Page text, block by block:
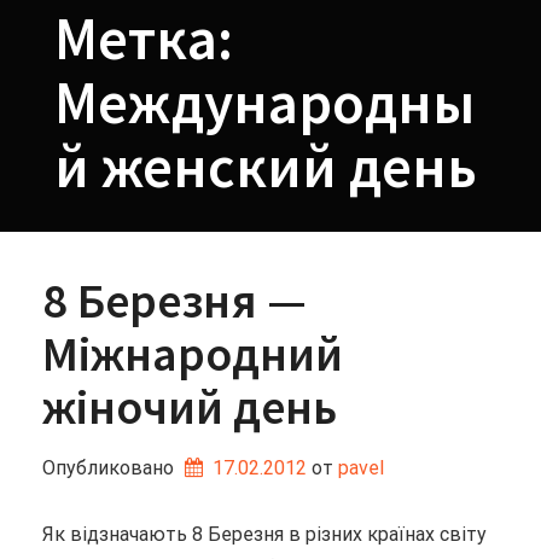
Метка:
Международны
й женский день
8 Березня —
Міжнародний
жіночий день
Опубликовано 17.02.2012 от pavel
Як відзначають 8 Березня в різних країнах світу